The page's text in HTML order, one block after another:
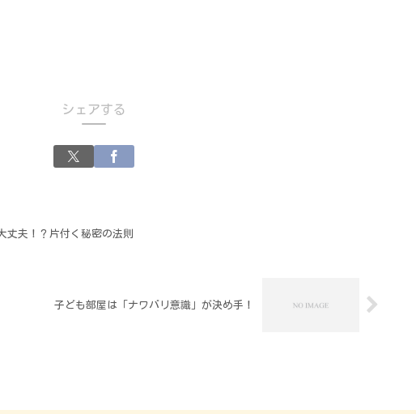
シェアする
丈夫！？片付く秘密の法則
子ども部屋は「ナワバリ意識」が決め手！